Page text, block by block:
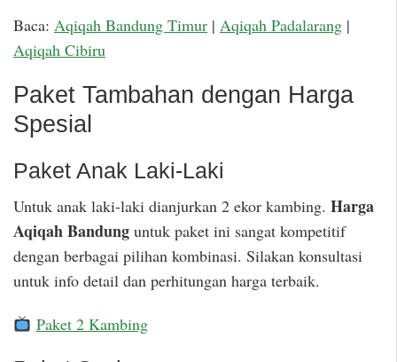
Baca: Aqiqah Bandung Timur | Aqiqah Padalarang |
Aqiqah Cibiru
Paket Tambahan dengan Harga
Spesial
Paket Anak Laki-Laki
Untuk anak laki-laki dianjurkan 2 ekor kambing. Harga
Aqiqah Bandung untuk paket ini sangat kompetitif
dengan berbagai pilihan kombinasi. Silakan konsultasi
untuk info detail dan perhitungan harga terbaik.
Paket 2 Kambing